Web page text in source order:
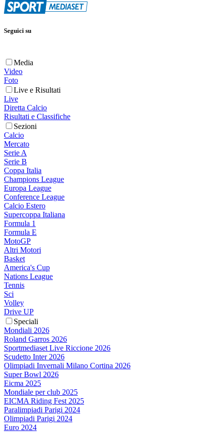
Seguici su
Media
Video
Foto
Live e Risultati
Live
Diretta Calcio
Risultati e Classifiche
Sezioni
Calcio
Mercato
Serie A
Serie B
Coppa Italia
Champions League
Europa League
Conference League
Calcio Estero
Supercoppa Italiana
Formula 1
Formula E
MotoGP
Altri Motori
Basket
America's Cup
Nations League
Tennis
Sci
Volley
Drive UP
Speciali
Mondiali 2026
Roland Garros 2026
Sportmediaset Live Riccione 2026
Scudetto Inter 2026
Olimpiadi Invernali Milano Cortina 2026
Super Bowl 2026
Eicma 2025
Mondiale per club 2025
EICMA Riding Fest 2025
Paralimpiadi Parigi 2024
Olimpiadi Parigi 2024
Euro 2024